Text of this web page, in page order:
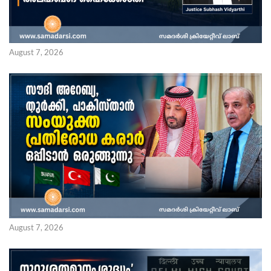
August 7, 2026
August 7, 2026